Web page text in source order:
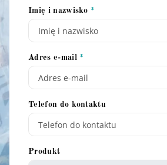
Imię i nazwisko
Adres e-mail
Telefon do kontaktu
Produkt